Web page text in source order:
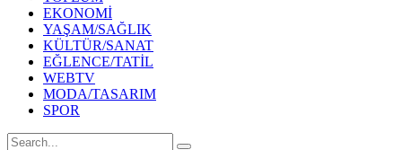
EKONOMİ
YAŞAM/SAĞLIK
KÜLTÜR/SANAT
EĞLENCE/TATİL
WEBTV
MODA/TASARIM
SPOR